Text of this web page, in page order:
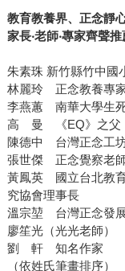
教育教養界、正念靜
家長‧老師‧專家齊聲推
朱素珠 新竹縣竹中國
林麗玲 正念教養專
李燕蕙 南華大學生
高 曼 《EQ》之父
陳德中 台灣正念工
張世傑 正念覺察老
黃鳳英 國立台北教
究協會理事長
溫宗堃 台灣正念發
廖笙光（光光老師）
劉 軒 知名作家
（依姓氏筆畫排序）